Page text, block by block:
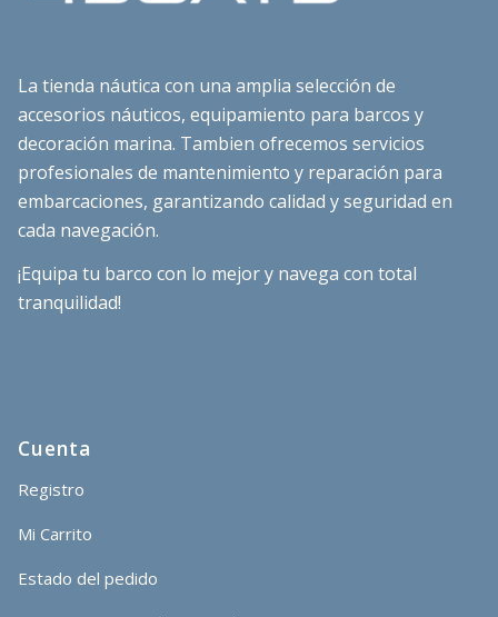
La tienda náutica con una amplia selección de
accesorios náuticos, equipamiento para barcos y
decoración marina. Tambien ofrecemos servicios
profesionales de mantenimiento y reparación para
embarcaciones, garantizando calidad y seguridad en
cada navegación.
¡Equipa tu barco con lo mejor y navega con total
tranquilidad!
Cuenta
Registro
Mi Carrito
Estado del pedido